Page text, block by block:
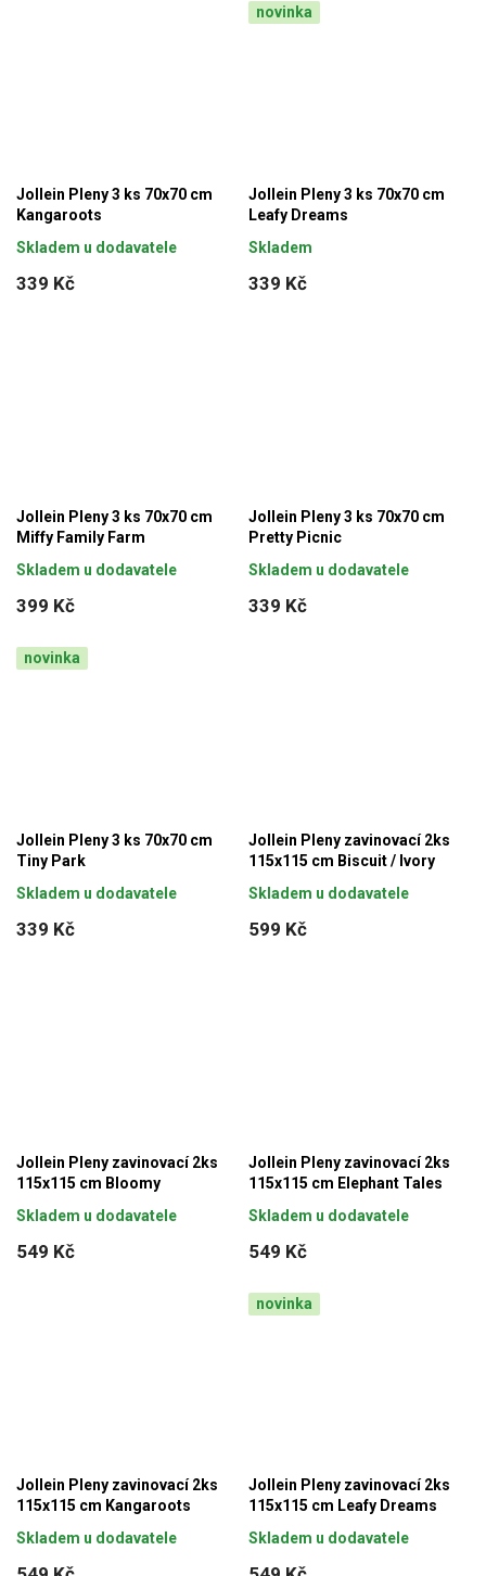
Jollein Pleny 3 ks 70x70 cm
Kangaroots
339 Kč
Skladem u dodavatele
novinka
Jollein Pleny 3 ks 70x70 cm
Leafy Dreams
339 Kč
Skladem
Jollein Pleny 3 ks 70x70 cm
Miffy Family Farm
399 Kč
Skladem u dodavatele
Jollein Pleny 3 ks 70x70 cm
Pretty Picnic
339 Kč
Skladem u dodavatele
novinka
Jollein Pleny 3 ks 70x70 cm
Tiny Park
339 Kč
Skladem u dodavatele
Jollein Pleny zavinovací 2ks
115x115 cm Biscuit / Ivory
599 Kč
Skladem u dodavatele
Jollein Pleny zavinovací 2ks
115x115 cm Bloomy
549 Kč
Skladem u dodavatele
Jollein Pleny zavinovací 2ks
115x115 cm Elephant Tales
549 Kč
Skladem u dodavatele
Jollein Pleny zavinovací 2ks
115x115 cm Kangaroots
Skladem u dodavatele
novinka
Jollein Pleny zavinovací 2ks
115x115 cm Leafy Dreams
Skladem u dodavatele